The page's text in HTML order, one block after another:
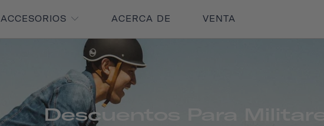
ACCESORIOS ACERCA DE VENTA
Descuentos Para